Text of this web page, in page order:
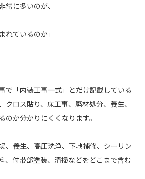
常に多いのが、
れているのか」
で「内装工事一式」とだけ記載している
クロス貼り、床工事、廃材処分、養生、
のか分かりにくくなります。
、養生、高圧洗浄、下地補修、シーリン
、付帯部塗装、清掃などをどこまで含む